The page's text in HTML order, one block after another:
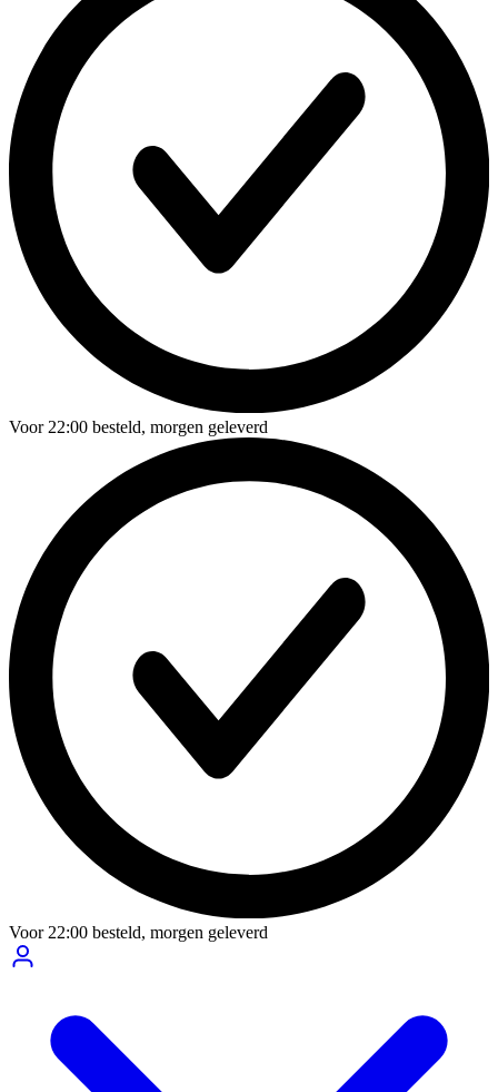
Voor22:00 besteld, morgen geleverd
Voor22:00 besteld, morgen geleverd